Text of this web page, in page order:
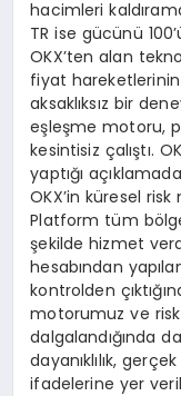
hacimleri
TR ise gücünü
OKX’ten alan
fiyat
aksaklıksız bir
eşleşme motoru,
kesintisiz çalıştı.
yaptığı
OKX’in küresel
Platform tüm
şekilde hizmet
hesabından
kontrolden
motorumuz ve
dalgalandığında
dayanıklılık,
ifadelerine yer